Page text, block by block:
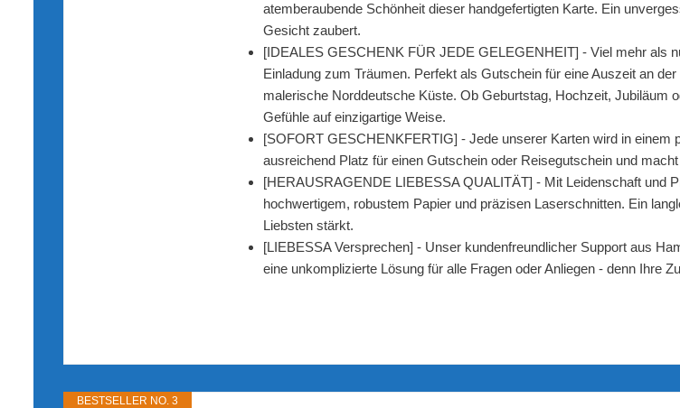
atemberaubende Schönheit dieser handgefertigten Karte. Ein
Gesicht zaubert.
[IDEALES GESCHENK FÜR JEDE GELEGENHEIT] - Viel mehr als
Einladung zum Träumen. Perfekt als Gutschein für eine Auszeit an
malerische Norddeutsche Küste. Ob Geburtstag, Hochzeit, Jubiläum
Gefühle auf einzigartige Weise.
[SOFORT GESCHENKFERTIG] - Jede unserer Karten wird in
ausreichend Platz für einen Gutschein oder Reisegutschein und
[HERAUSRAGENDE LIEBESSA QUALITÄT] - Mit Leidenschaft und
hochwertigem, robustem Papier und präzisen Laserschnitten. Ein
Liebsten stärkt.
[LIEBESSA Versprechen] - Unser kundenfreundlicher Support aus
eine unkomplizierte Lösung für alle Fragen oder Anliegen - denn Ihre
BESTSELLER NO. 3